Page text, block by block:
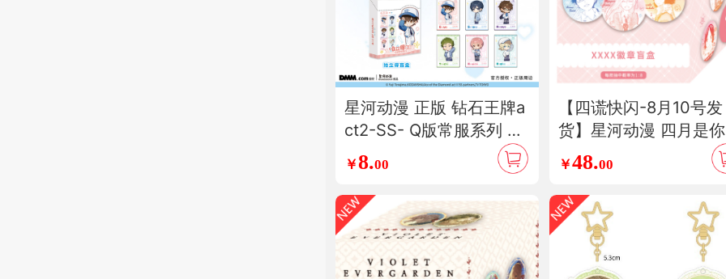
星河动漫 正版 钻石王牌a
ct2-SS- Q版常服系列 荣
纯 御幸 徽章拍立得盲盒
动漫周边
￥8.00
【四谎快闪-8月10号发
货】星河动漫 四月是
谎言 宫园薰有马公生
盲盒挂件流沙麻将色纸
画动漫周边
￥48.00